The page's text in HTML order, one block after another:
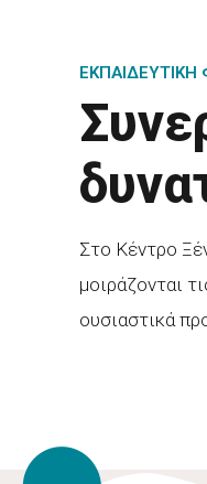
ΕΚΠΑΙΔΕΥΤΙΚΗ
Στο Κέντρο
μοιράζονται
ουσιαστικά